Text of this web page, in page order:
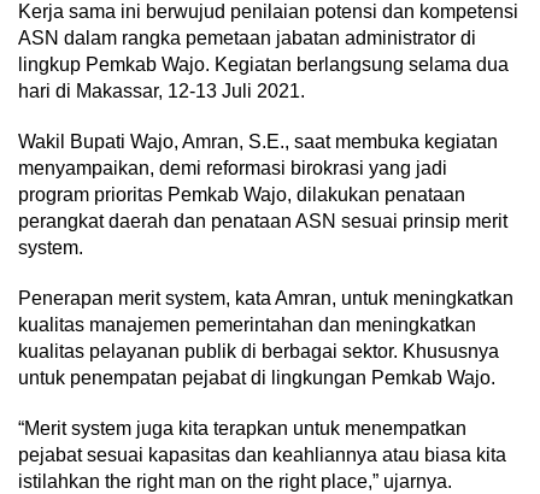
Kerja sama ini berwujud penilaian potensi dan kompetensi
ASN dalam rangka pemetaan jabatan administrator di
lingkup Pemkab Wajo. Kegiatan berlangsung selama dua
hari di Makassar, 12-13 Juli 2021.
Wakil Bupati Wajo, Amran, S.E., saat membuka kegiatan
menyampaikan, demi reformasi birokrasi yang jadi
program prioritas Pemkab Wajo, dilakukan penataan
perangkat daerah dan penataan ASN sesuai prinsip merit
system.
Penerapan merit system, kata Amran, untuk meningkatkan
kualitas manajemen pemerintahan dan meningkatkan
kualitas pelayanan publik di berbagai sektor. Khususnya
untuk penempatan pejabat di lingkungan Pemkab Wajo.
“Merit system juga kita terapkan untuk menempatkan
pejabat sesuai kapasitas dan keahliannya atau biasa kita
istilahkan the right man on the right place,” ujarnya.